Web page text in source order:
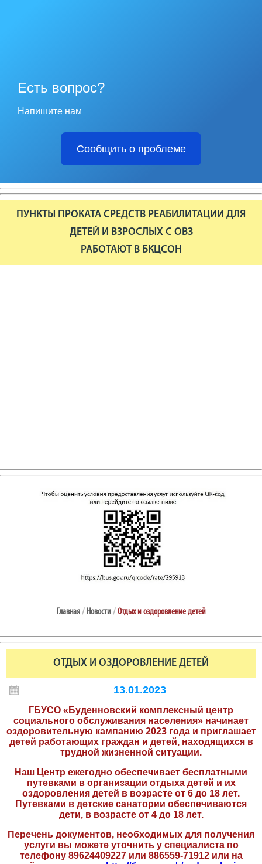
Есть вопрос?
Напишите нам
Сообщить о проблеме
ПУНКТЫ ПРОКАТА СРЕДСТВ РЕАБИЛИТАЦИИ ДЛЯ
ДЕТЕЙ И ВЗРОСЛЫХ С ОВЗ
РАБОТАЮТ В БКЦСОН
Главная / Новости / Отдых и оздоровление детей
ОТДЫХ И ОЗДОРОВЛЕНИЕ ДЕТЕЙ
13.01.2023
ГБУСО «Буденновский комплексный центр
социального обслуживания населения» начинает
оздоровительную кампанию 2023 года и приглашает
детей работающих граждан и детей, находящихся в
трудной жизненной ситуации.
Наш Центр ежегодно обеспечивает бесплатными
путевками в организации отдыха детей и их
оздоровления детей в возрасте от 6 до 18 лет.
Путевками в детские санатории обеспечиваются
дети, в возрасте от 4 до 18 лет.
Перечень документов, необходимых для получения
услуги вы можете уточнить у специалиста по
телефону 89624409227 или 886559-71912 или на